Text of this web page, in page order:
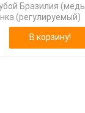
Бразилия (медь
(регулируемый)
В корзину!